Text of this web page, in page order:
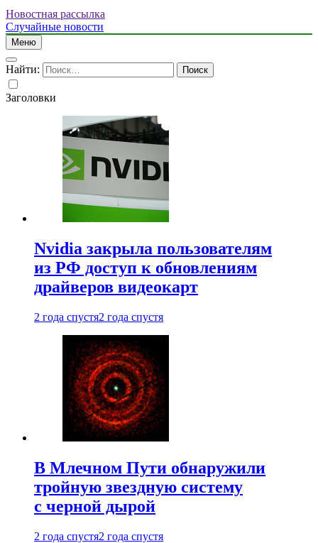
Новостная рассылка
Случайные новости
Меню
Найти:
Заголовки
Nvidia закрыла пользователям
из РФ доступ к обновлениям
драйверов видеокарт
2 года спустя2 года спустя
В Млечном Пути обнаружили
тройную звездную систему
с черной дырой
2 года спустя2 года спустя